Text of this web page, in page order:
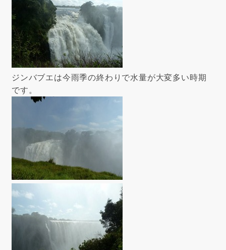
ジンバブエは今雨季の終わりで水量が大変多い時期
です。